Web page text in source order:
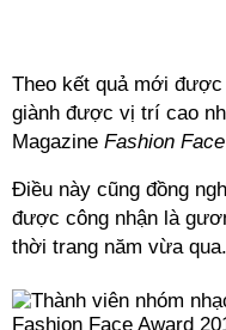
Theo kết quả mới được
giành được vị trí cao
Magazine Fashion
Điều này cũng đồng
được công nhận là
thời trang năm vừa qua.